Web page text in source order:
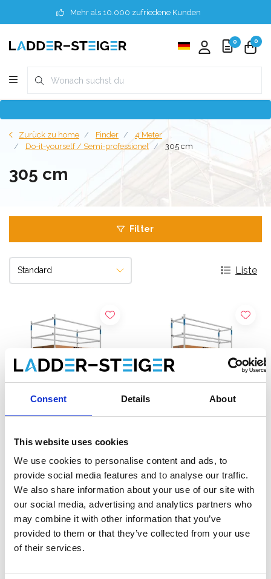
Consent Details About
This website uses cookies
We use cookies to personalise content and ads, to
provide social media features and to analyse our traffic.
We also share information about your use of our site with
our social media, advertising and analytics partners who
may combine it with other information that you’ve
provided to them or that they’ve collected from your use
of their services.
Mehr als 10.000 zufriedene Kunden
0 0
Zurück zu home Finder
4 Meter
Do-it-yourself / Semi-professionel
305 cm
305 cm
Filter
Liste
1,35 x 3,05 Arbeitshöhe 4,2
m
€1.529,00 €1.897,16
Produkt anzeigen
75 x 305 Arbeitshöhe 4,2
m
€1.149,00 €1.422,70
Exkl. MwSt